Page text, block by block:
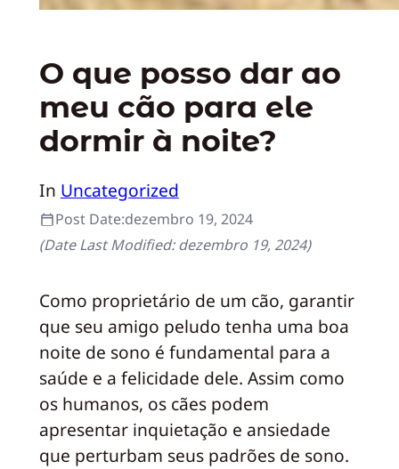
O que posso dar ao
meu cão para ele
dormir à noite?
In Uncategorized
Post Date:dezembro 19, 2024
(Date Last Modified:dezembro 19, 2024)
Como proprietário de um cão, garantir
que seu amigo peludo tenha uma boa
noite de sono é fundamental para a
saúde e a felicidade dele. Assim como
os humanos, os cães podem
apresentar inquietação e ansiedade
que perturbam seus padrões de sono.